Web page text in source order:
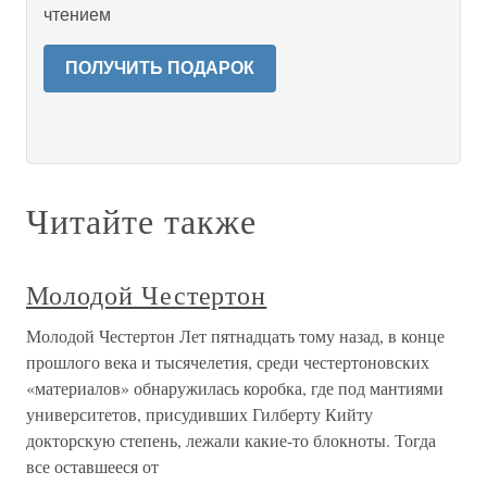
чтением
ПОЛУЧИТЬ ПОДАРОК
Читайте также
Молодой Честертон
Молодой Честертон Лет пятнадцать тому назад, в конце
прошлого века и тысячелетия, среди честертоновских
«материалов» обнаружилась коробка, где под мантиями
университетов, присудивших Гилберту Кийту
докторскую степень, лежали какие-то блокноты. Тогда
все оставшееся от